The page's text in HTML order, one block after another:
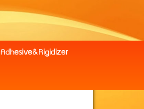
Adhesive&Rigidizer